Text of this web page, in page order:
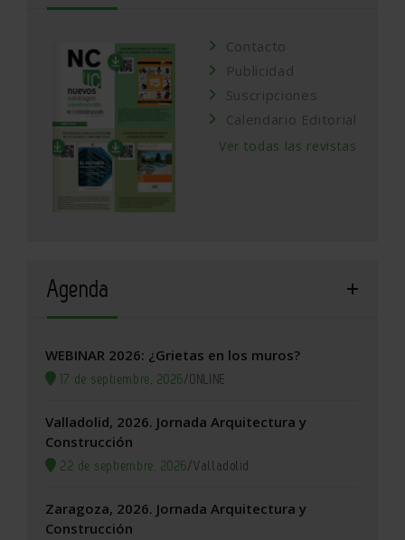
Contacto
Publicidad
Suscripciones
Calendario Editorial
Ver todas las revistas
Agenda
WEBINAR 2026: ¿Grietas en los muros?
17 de septiembre, 2026/ONLINE
Valladolid, 2026. Jornada Arquitectura y
Construcción
22 de septiembre, 2026/Valladolid
Zaragoza, 2026. Jornada Arquitectura y
Construcción